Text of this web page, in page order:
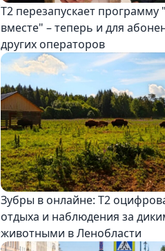
Т2 перезапускает программу
вместе" – теперь и для
других операторов
Зубры в онлайне: Т2
отдыха и наблюдения за
животными в Ленобласти